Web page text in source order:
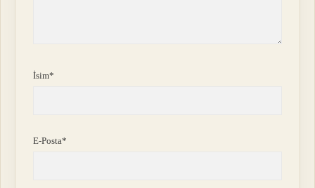
İsim*
E-Posta*